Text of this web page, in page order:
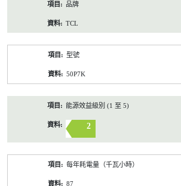
品牌
TCL
型號
50P7K
能源效益級別 (1 至 5)
2
每年耗電量（千瓦小時）
87